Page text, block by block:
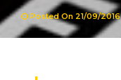
Posted On 21/09/2016